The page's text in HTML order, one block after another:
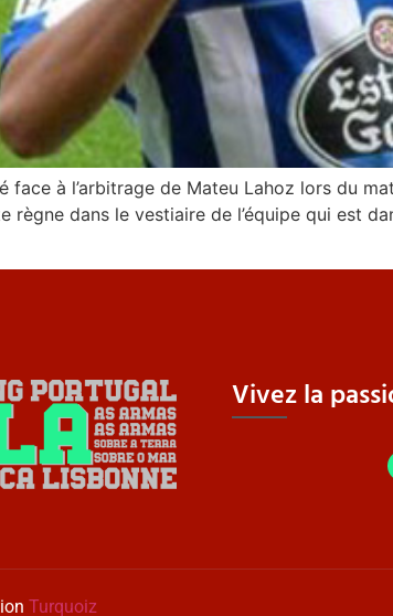
face à l’arbitrage de Mateu Lahoz lors du
règne dans le vestiaire de l’équipe qui est
Vivez la
Turquoiz